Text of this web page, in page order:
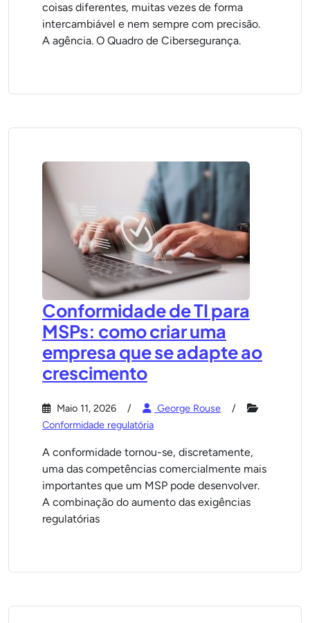
coisas diferentes, muitas vezes de forma
intercambiável e nem sempre com precisão.
A agência. O Quadro de Cibersegurança.
Conformidade de TI para
MSPs: como criar uma
empresa que se adapte ao
crescimento
Maio 11, 2026
George Rouse
Conformidade regulatória
A conformidade tornou-se, discretamente,
uma das competências comercialmente mais
importantes que um MSP pode desenvolver.
A combinação do aumento das exigências
regulatórias